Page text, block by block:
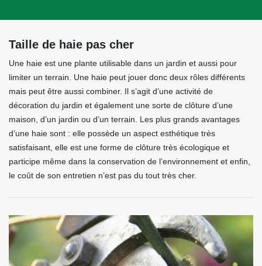
Taille de haie pas cher
Une haie est une plante utilisable dans un jardin et aussi pour
limiter un terrain. Une haie peut jouer donc deux rôles différents
mais peut être aussi combiner. Il s’agit d’une activité de
décoration du jardin et également une sorte de clôture d’une
maison, d’un jardin ou d’un terrain. Les plus grands avantages
d’une haie sont : elle possède un aspect esthétique très
satisfaisant, elle est une forme de clôture très écologique et
participe même dans la conservation de l’environnement et enfin,
le coût de son entretien n’est pas du tout très cher.